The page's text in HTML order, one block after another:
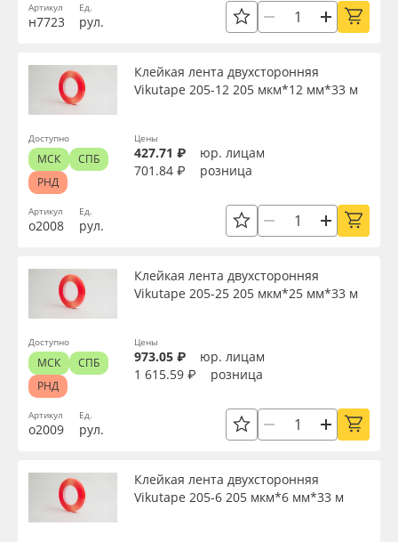
Компания
Блог
Поставщикам
Избранное
8 800 550 7888
Москва
Мобильные конструкции и POS-материалы
Профильные системы
Светотехника
Инженерные пластики
Упаковочные материалы
Оборудование и инструмент
Новинки ассортимента
Плёнка монтажная Oratape
Длина, мм
Диаметр, мм
Страна происхождения
Назначение
Артикул
н7723
Ед.
рул.
Артикул
о2008
Клейкая лента двухсторонняя
Vikutape 205-12 205 мкм*12 мм*33 м
Ед.
рул.
Цены
427.71 ₽
юр. лицам
701.84 ₽
розница
Доступно
МСК
СПБ
РНД
Артикул
о2009
Клейкая лента двухсторонняя
Vikutape 205-25 205 мкм*25 мм*33 м
Ед.
рул.
Цены
973.05 ₽
юр. лицам
1 615.59 ₽
розница
Доступно
МСК
СПБ
РНД
Клейкая лента двухсторонняя
Vikutape 205-6 205 мкм*6 мм*33 м